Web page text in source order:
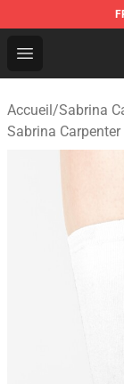
Open menu
Sabrina
Accueil/Sabrina
Sabrina